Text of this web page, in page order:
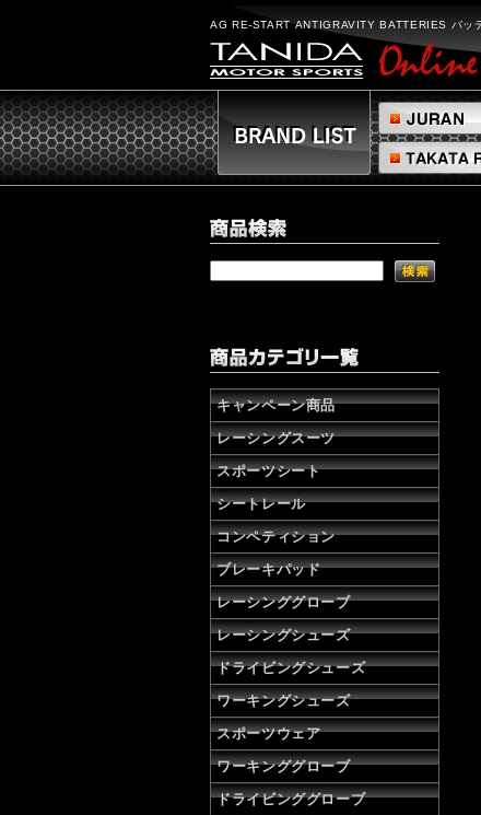
AG RE-START ANTIGRAVITY BATTERIES バッ
STARTANTIGRAVITY
バ
ッ
テ
リ
ー
キャンペーン商品
レーシングスーツ
スポーツシート
シートレール
コンペティション
ブレーキパッド
レーシンググローブ
レーシングシューズ
ドライビングシューズ
ワーキングシューズ
スポーツウェア
ワーキンググローブ
ドライビンググローブ